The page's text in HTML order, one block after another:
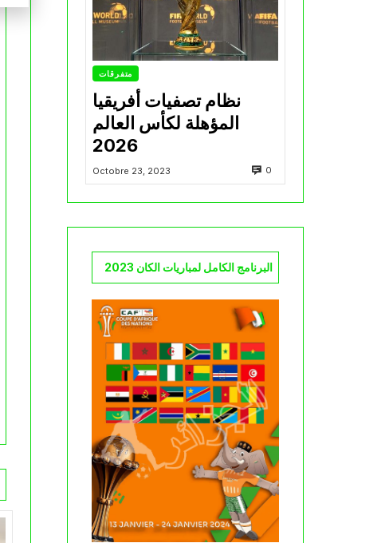
متفرقات
نظام تصفيات أفريقيا
المؤهلة لكأس العالم
2026
Octobre 23, 2023 0
البرنامج الكامل لمباريات الكان 2023